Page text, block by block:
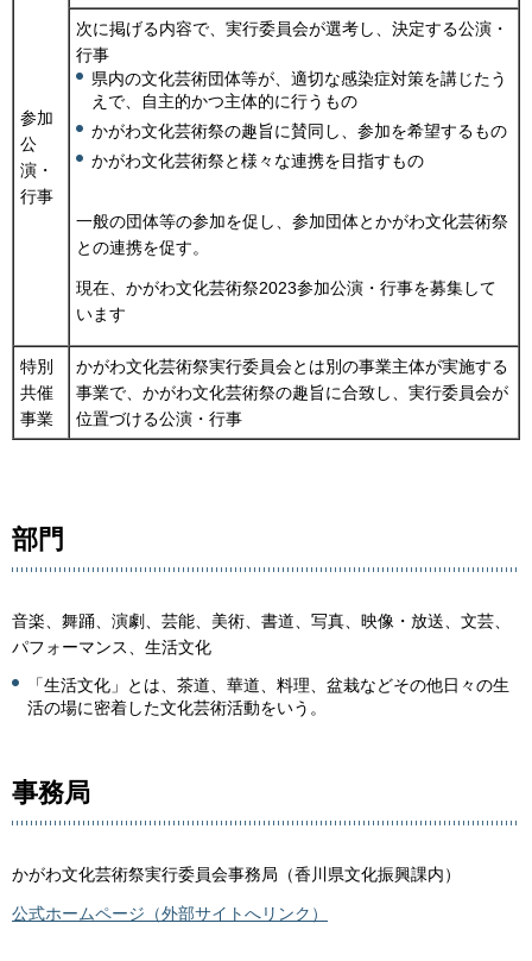
参加
公
演・
行事
次に掲げる内容で、実行委員会が選考し、決定する公演・
行事
県内の文化芸術団体等が、適切な感染症対策を講じたう
えで、自主的かつ主体的に行うもの
かがわ文化芸術祭の趣旨に賛同し、参加を希望するもの
かがわ文化芸術祭と様々な連携を目指すもの
一般の団体等の参加を促し、参加団体とかがわ文化芸術祭
との連携を促す。
現在、かがわ文化芸術祭2023参加公演・行事を募集して
います
特別
共催
事業
かがわ文化芸術祭実行委員会とは別の事業主体が実施する
事業で、かがわ文化芸術祭の趣旨に合致し、実行委員会が
位置づける公演・行事
部門
音楽、舞踊、演劇、芸能、美術、書道、写真、映像・放送、文芸、
パフォーマンス、生活文化
「生活文化」とは、茶道、華道、料理、盆栽などその他日々の生
活の場に密着した文化芸術活動をいう。
事務局
かがわ文化芸術祭実行委員会事務局（香川県文化振興課内）
公式ホームページ（外部サイトへリンク）